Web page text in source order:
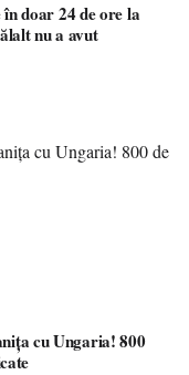
doar 24 de ore la
nu a avut
cu Ungaria! 800